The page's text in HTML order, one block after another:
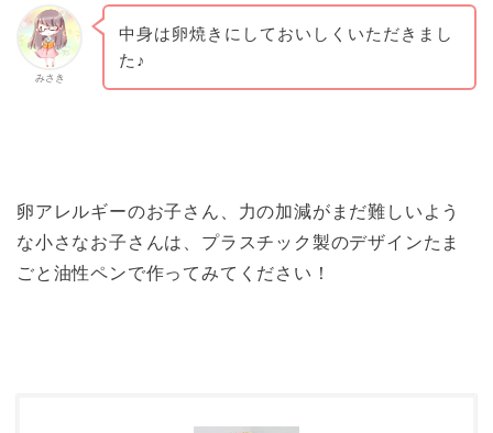
みさき
中身は卵焼きにしておいしくいただきまし
た♪
卵アレルギーのお子さん、力の加減がまだ難しいよう
な小さなお子さんは、プラスチック製のデザインたま
ごと油性ペンで作ってみてください！